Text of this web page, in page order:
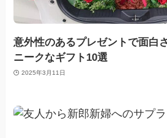
意外性のあるプレゼントで面白
ニークなギフト10選
2025年3月11日